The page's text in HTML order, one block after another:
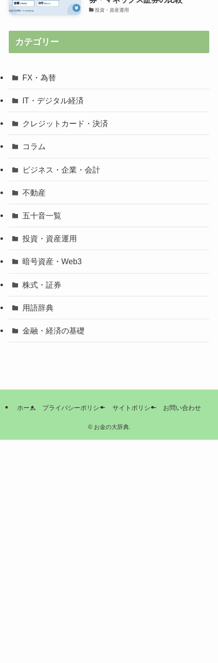
投資・資産運用
カテゴリー
FX・為替
IT・デジタル経済
クレジットカード・決済
コラム
ビジネス・企業・会計
不動産
五十音一覧
投資・資産運用
暗号資産・Web3
株式・証券
用語辞典
金融・経済の基礎
ホーム プライバシーポリシー サイトポリシー お問い合わせ
©お金の大辞典.